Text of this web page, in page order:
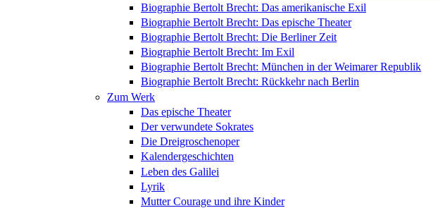
Biographie Bertolt Brecht: Das amerikanische Exil
Biographie Bertolt Brecht: Das epische Theater
Biographie Bertolt Brecht: Die Berliner Zeit
Biographie Bertolt Brecht: Im Exil
Biographie Bertolt Brecht: München in der Weimarer Republik
Biographie Bertolt Brecht: Rückkehr nach Berlin
Zum Werk
Das epische Theater
Der verwundete Sokrates
Die Dreigroschenoper
Kalendergeschichten
Leben des Galilei
Lyrik
Mutter Courage und ihre Kinder